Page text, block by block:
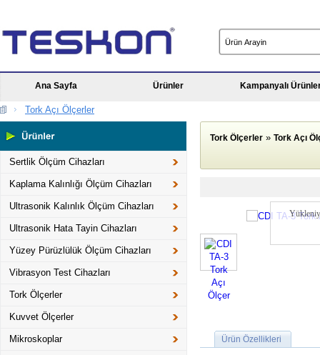
Ana Sayfa Ürünler Kampanyalı
Tork Açı Ölçerler
Sertlik Ölçüm Cihazları
Kaplama Kalınlığı Ölçüm Cihazları
Ultrasonik Kalınlık Ölçüm Cihazları
Ultrasonik Hata Tayin Cihazları
Yüzey Pürüzlülük Ölçüm Cihazları
Vibrasyon Test Cihazları
Tork Ölçerler
Kuvvet Ölçerler
Mikroskoplar
Tork Ölçerler » Tork Açı
Ürün Özellikleri